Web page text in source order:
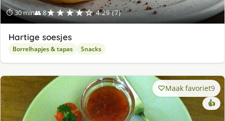
⏱ 30 min👥 8★★★★☆ 4.29 (7)
Hartige soesjes
Borrelhapjes & tapas Snacks
Maak favoriet9
👍